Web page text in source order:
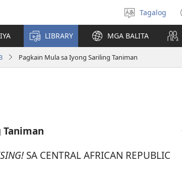
Pumili
ng
wika
Tagalog
LIBRARY MGA BALITA
Pagkain Mula sa Iyong Sariling Taniman
SA CENTRAL AFRICAN REPUBLIC